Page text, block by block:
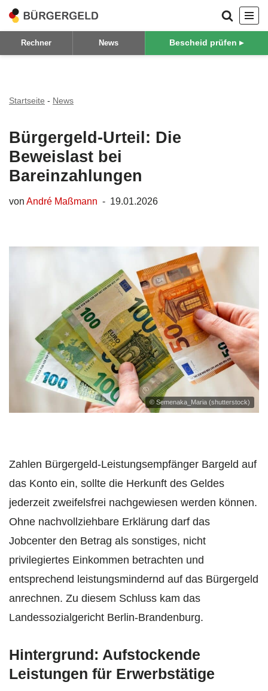
Zum
Inhalt
Rechner News Bescheid prüfen ▸
Startseite - News
Bürgergeld-Urteil: Die
Beweislast bei
Bareinzahlungen
von André Maßmann 19.01.2026
© Semenaka_Maria (shutterstock)
Zahlen Bürgergeld-Leistungsempfänger Bargeld auf
das Konto ein, sollte die Herkunft des Geldes
jederzeit zweifelsfrei nachgewiesen werden können.
Ohne nachvollziehbare Erklärung darf das
Jobcenter den Betrag als sonstiges, nicht
privilegiertes Einkommen betrachten und
entsprechend leistungsmindernd auf das Bürgergeld
anrechnen. Zu diesem Schluss kam das
Landessozialgericht Berlin-Brandenburg.
Hintergrund: Aufstockende
Leistungen für Erwerbstätige